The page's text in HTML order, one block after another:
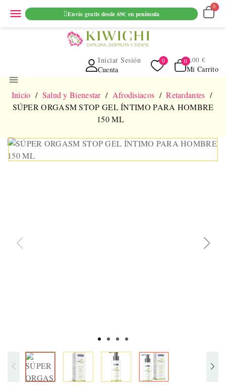
ENVIO GRATUITO EN PEDIDOS SUPERIORES A 69€ EN
PENINSULA
Cuenta
Iniciar Sesión
Mi Carrito
0,00 €
menu
Inicio Salud y Bienestar Afrodisiacos
Retardantes
SÚPER ORGASM STOP GEL ÍNTIMO PARA HOMBRE
150 ML
NUEVO
menu Envío gratis desde 69€ en península